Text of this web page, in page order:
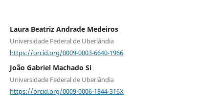
Laura Beatriz Andrade Medeiros
Universidade Federal de Uberlândia
https://orcid.org/0009-0003-6640-1966
João Gabriel Machado Si
Universidade Federal de Uberlândia
https://orcid.org/0009-0006-1844-316X